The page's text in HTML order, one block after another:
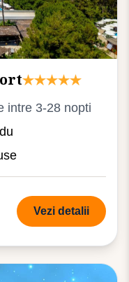
intre 3-28 nopti
Vezi detalii